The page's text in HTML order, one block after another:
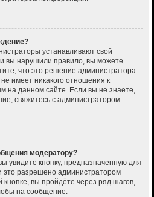
устанавливают свой
вы нарушили правило, вы можете
что это решение администратора
имеет никакого отношения к
на данном сайте. Если вы не знаете,
свяжитесь с администратором
модератору?
увидите кнопку, предназначенную для
это разрешено администратором
вы пройдёте через ряд шагов,
на сообщение.